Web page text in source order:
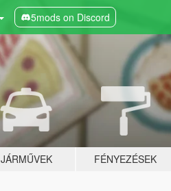
5mods on Discord
JÁRMŰVEK FÉNYEZÉSEK